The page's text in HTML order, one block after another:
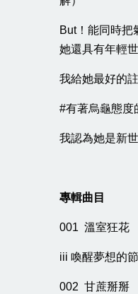
But！能同時把
她還具有年輕
我給她最好的註
#有著烏龜態度
我認為她是新
專輯曲目
001 溫室狂花
iii 喚醒夢想的
002 甘蔗掰掰